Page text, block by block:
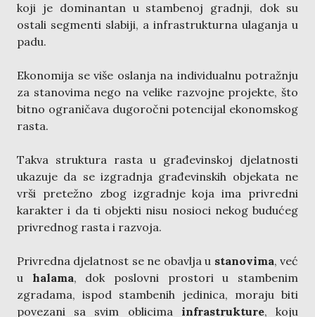
koji je dominantan u stambenoj gradnji, dok su
ostali segmenti slabiji, a infrastrukturna ulaganja u
padu.
Ekonomija se više oslanja na individualnu potražnju
za stanovima nego na velike razvojne projekte, što
bitno ograničava dugoročni potencijal ekonomskog
rasta.
Takva struktura rasta u građevinskoj djelatnosti
ukazuje da se izgradnja građevinskih objekata ne
vrši pretežno zbog izgradnje koja ima privredni
karakter i da ti objekti nisu nosioci nekog budućeg
privrednog rasta i razvoja.
Privredna djelatnost se ne obavlja u stanovima, već
u halama, dok poslovni prostori u stambenim
zgradama, ispod stambenih jedinica, moraju biti
povezani sa svim oblicima infrastrukture, koju